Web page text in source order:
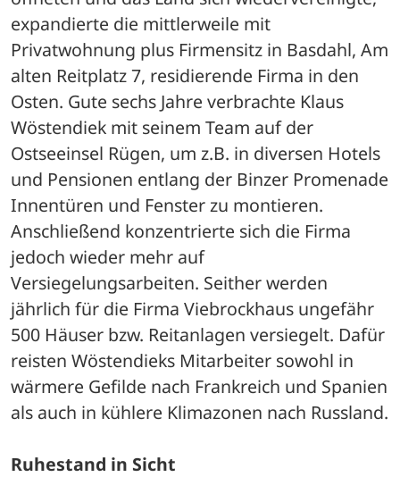
expandierte die mittlerweile mit
Privatwohnung plus Firmensitz in Basdahl, Am
alten Reitplatz 7, residierende Firma in den
Osten. Gute sechs Jahre verbrachte Klaus
Wöstendiek mit seinem Team auf der
Ostseeinsel Rügen, um z.B. in diversen Hotels
und Pensionen entlang der Binzer Promenade
Innentüren und Fenster zu montieren.
Anschließend konzentrierte sich die Firma
jedoch wieder mehr auf
Versiegelungsarbeiten. Seither werden
jährlich für die Firma Viebrockhaus ungefähr
500 Häuser bzw. Reitanlagen versiegelt. Dafür
reisten Wöstendieks Mitarbeiter sowohl in
wärmere Gefilde nach Frankreich und Spanien
als auch in kühlere Klimazonen nach Russland.
Ruhestand in Sicht